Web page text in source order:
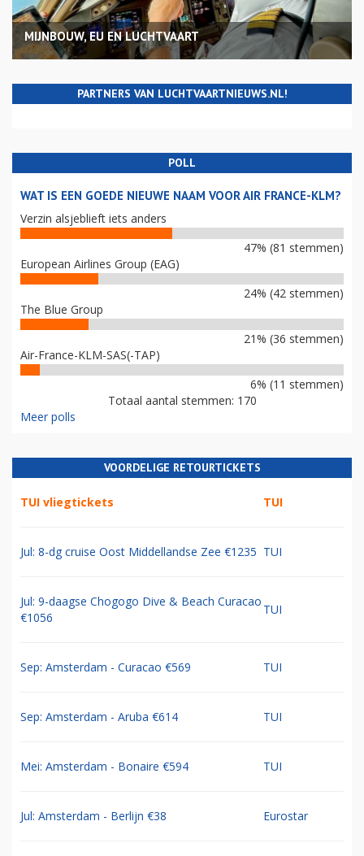
MIJNBOUW, EU EN LUCHTVAART
PARTNERS VAN LUCHTVAARTNIEUWS.NL!
POLL
WAT IS EEN GOEDE NIEUWE NAAM VOOR AIR FRANCE-KLM?
Verzin alsjeblieft iets anders
47% (81 stemmen)
European Airlines Group (EAG)
24% (42 stemmen)
The Blue Group
21% (36 stemmen)
Air-France-KLM-SAS(-TAP)
6% (11 stemmen)
Totaal aantal stemmen: 170
Meer polls
VOORDELIGE RETOURTICKETS
TUI vliegtickets TUI
Jul: 8-dg cruise Oost Middellandse Zee €1235 TUI
Jul: 9-daagse Chogogo Dive & Beach Curacao
€1056
TUI
Sep: Amsterdam - Curacao €569 TUI
Sep: Amsterdam - Aruba €614 TUI
Mei: Amsterdam - Bonaire €594 TUI
Jul: Amsterdam - Berlijn €38 Eurostar